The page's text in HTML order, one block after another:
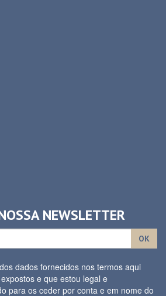
NEWSLETTER
OK
dados fornecidos nos termos aqui
e que estou legal e
para os ceder por conta e em nome do